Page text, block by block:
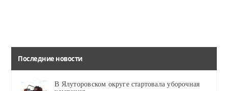
Последние новости
В Ялуторовском округе стартовала уборочная